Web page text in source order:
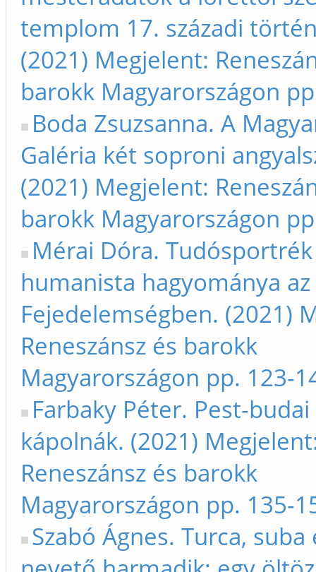
templom 17. századi
(2021) Megjelent:
barokk Magyarországon
Boda Zsuzsanna. A
Galéria két soproni
(2021) Megjelent:
barokk Magyarországon
Mérai Dóra. Tudósportrék
humanista hagyománya
Fejedelemségben. (2021)
Reneszánsz és barokk
Magyarországon pp. 123-
Farbaky Péter. Pest-
kápolnák. (2021)
Reneszánsz és barokk
Magyarországon pp. 135-
Szabó Ágnes. Turca, suba